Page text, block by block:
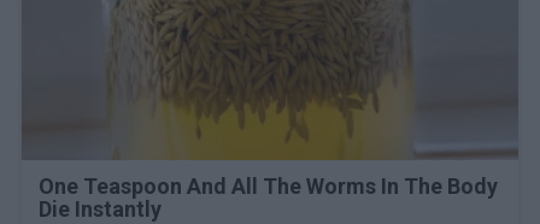
One Teaspoon And All The Worms In The Body
Die Instantly